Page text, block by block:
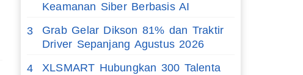
Keamanan Siber Berbasis AI
3
Grab Gelar Dikson 81% dan Traktir
Driver Sepanjang Agustus 2026
4
XLSMART Hubungkan 300 Talenta